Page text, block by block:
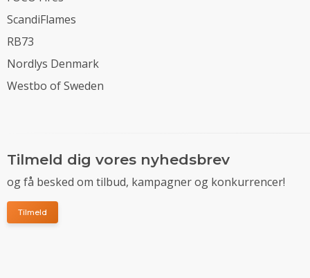
ScandiFlames
RB73
Nordlys Denmark
Westbo of Sweden
Tilmeld dig vores nyhedsbrev
og få besked om tilbud, kampagner og konkurrencer!
Tilmeld